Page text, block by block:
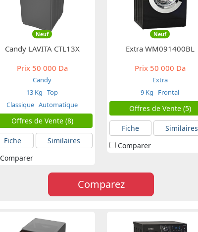
Neuf
Candy LAVITA CTL13X
Prix50 000 Da
Candy
13 Kg Top
Classique Automatique
Offres de Vente (8)
Fiche
Similaires
Comparer
Neuf
Extra WM091400BL
Prix50 000 Da
Extra
9 Kg
Frontal
Offres de Vente (5)
Fiche
Similaires
Comparer
Comparez